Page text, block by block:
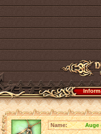
Name:
Auge